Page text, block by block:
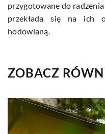
przygotowane do
przekłada się na ich
hodowlaną.
ZOBACZ